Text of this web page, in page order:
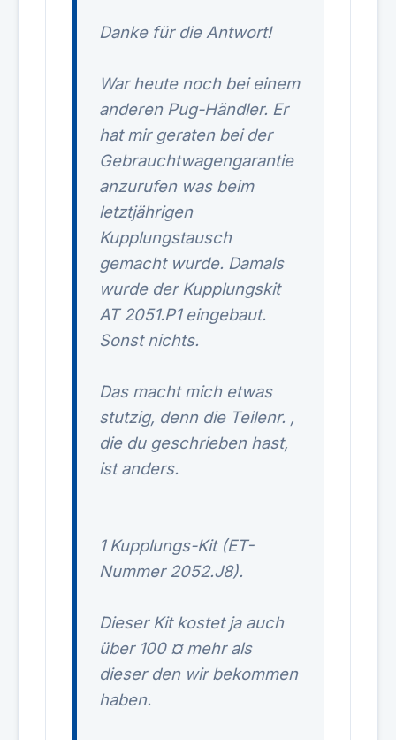
Danke für die Antwort!
War heute noch bei einem
anderen Pug-Händler. Er
hat mir geraten bei der
Gebrauchtwagengarantie
anzurufen was beim
letztjährigen
Kupplungstausch
gemacht wurde. Damals
wurde der Kupplungskit
AT 2051.P1 eingebaut.
Sonst nichts.
Das macht mich etwas
stutzig, denn die Teilenr. ,
die du geschrieben hast,
ist anders.
1 Kupplungs-Kit (ET-
Nummer 2052.J8).
Dieser Kit kostet ja auch
über 100 ¤ mehr als
dieser den wir bekommen
haben.